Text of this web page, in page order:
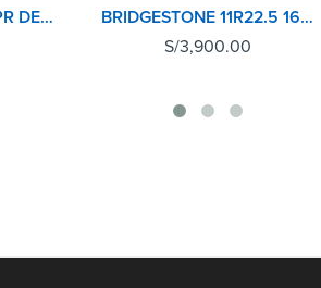
LLANTA 7.50R16 14PR DELANTERA BRIDGESTONE
BRIDGESTONE 11R22.5 16 PR L355 POSTERIOR
S/3,900.00